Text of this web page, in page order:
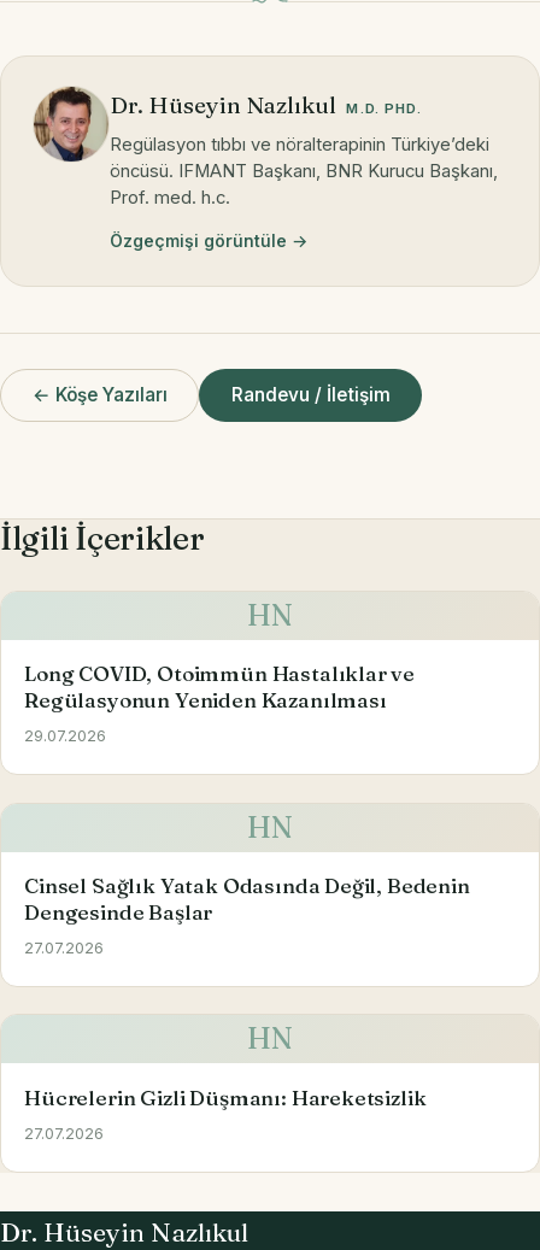
Dr. Hüseyin Nazlıkul M.D. PHD.
Regülasyon tıbbı ve nöralterapinin Türkiye’deki
öncüsü. IFMANT Başkanı, BNR Kurucu Başkanı,
Prof. med. h.c.
Özgeçmişi görüntüle →
← Köşe Yazıları Randevu / İletişim
İlgili İçerikler
HN
Long COVID, Otoimmün Hastalıklar ve
Regülasyonun Yeniden Kazanılması
29.07.2026
HN
Cinsel Sağlık Yatak Odasında Değil, Bedenin
Dengesinde Başlar
27.07.2026
HN
Hücrelerin Gizli Düşmanı: Hareketsizlik
27.07.2026
Dr. Hüseyin Nazlıkul